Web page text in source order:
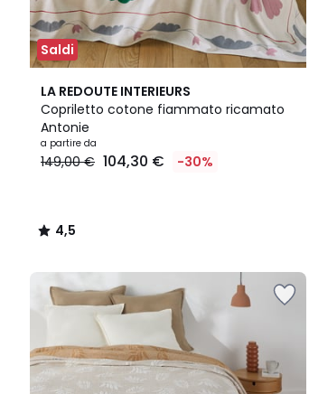
Saldi
LA REDOUTE INTERIEURS
Copriletto cotone fiammato ricamato
Antonie
a partire da
149,00 € 104,30 € -30%
4,5
/ 5
4,5
/